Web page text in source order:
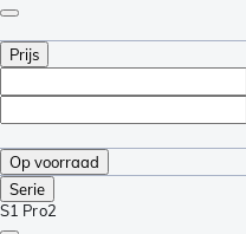
Prijs
Op voorraad
Serie
S1 Pro2